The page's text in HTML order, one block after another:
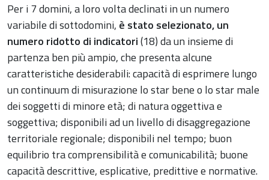
Per i 7 domini, a loro volta declinati in un numero
variabile di sottodomini, è stato selezionato, un
numero ridotto di indicatori(18) da un insieme di
partenza ben più ampio, che presenta alcune
caratteristiche desiderabili: capacità di esprimere lungo
un continuum di misurazione lo star bene o lo star male
dei soggetti di minore età; di natura oggettiva e
soggettiva; disponibili ad un livello di disaggregazione
territoriale regionale; disponibili nel tempo; buon
equilibrio tra comprensibilità e comunicabilità; buone
capacità descrittive, esplicative, predittive e normative.